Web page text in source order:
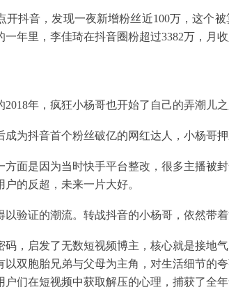
开抖音，发现一夜新增粉丝近100万，这个
年里，李佳琦在抖音圈粉超过3382万，月
年，疯狂小杨哥也开始了自己的弄潮儿之
成为抖音首个粉丝破亿的网红达人，小杨哥押
方面是因为当时快手平台整改，很多主播被
的反超，未来一片大好。
以验证的潮流。转战抖音的小杨哥，依然带着
码，启发了无数短视频博主，核心就是接地
以双胞胎兄弟与父母为主角，对生活细节的
户们在短视频中获取解压的心理，捕获了全年